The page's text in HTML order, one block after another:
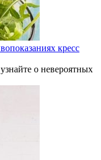
кресс
о невероятных